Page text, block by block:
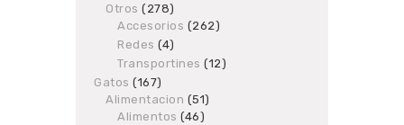
Otros 278278
products
Accesorios 262262
Redes 44
products
Transportines 1212
Gatos 167167
products
Alimentacion 5151
Alimentos 4646